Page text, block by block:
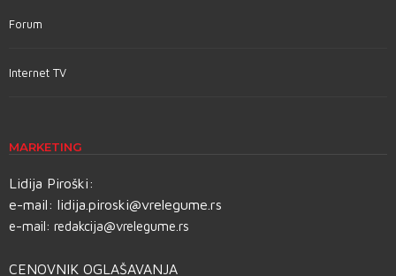
Forum
Internet TV
MARKETING
Lidija Piroški:
e-mail: lidija.piroski@vrelegume.rs
e-mail: redakcija@vrelegume.rs
CENOVNIK OGLAŠAVANJA